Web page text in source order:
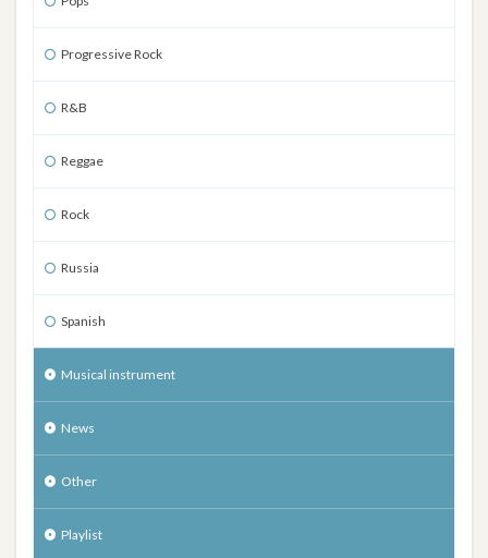
Progressive Rock
R&B
Reggae
Rock
Russia
Spanish
Musical instrument
News
Other
Playlist